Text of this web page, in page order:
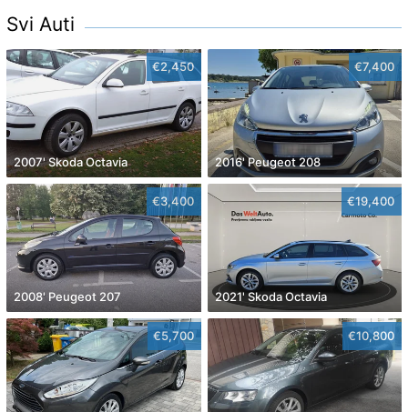
Svi Auti
€2,450
2007' Skoda Octavia
€7,400
2016' Peugeot 208
€3,400
2008' Peugeot 207
€19,400
2021' Skoda Octavia
€5,700 €10,800